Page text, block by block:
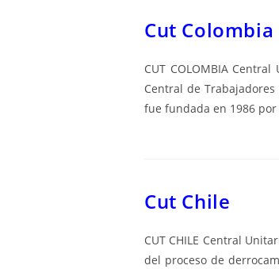
Cut Colombia
CUT COLOMBIA
Central de Trabajadores
fue fundada en 1986
Cut Chile
CUT CHILE Central
del proceso de